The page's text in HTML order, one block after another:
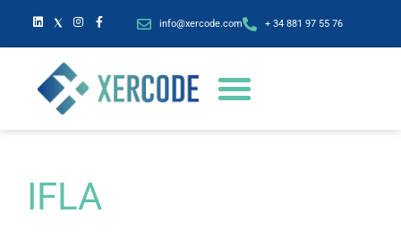
info@xercode.com + 34 881 97 55 76
IFLA